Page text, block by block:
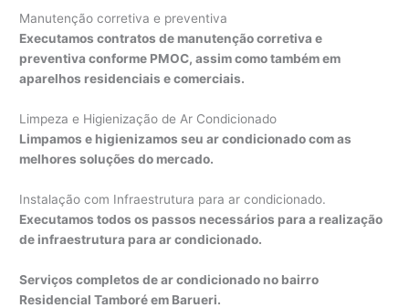
Manutenção corretiva e preventiva
Executamos contratos de manutenção corretiva e
preventiva conforme PMOC, assim como também em
aparelhos residenciais e comerciais.
Limpeza e Higienização de Ar Condicionado
Limpamos e higienizamos seu ar condicionado com as
melhores soluções do mercado.
Instalação com Infraestrutura para ar condicionado.
Executamos todos os passos necessários para a realização
de infraestrutura para ar condicionado.
Serviços completos de ar condicionado no bairro
Residencial Tamboré em Barueri.